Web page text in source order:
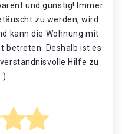
und günstig! Immer
zu werden, wird
kann die Wohnung mit
betreten. Deshalb ist es
Hilfe zu